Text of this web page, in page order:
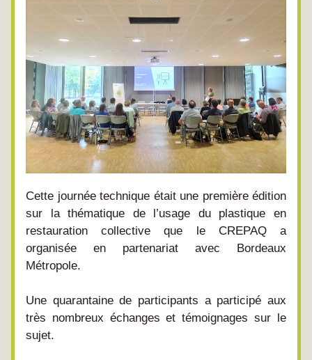
Cette journée technique était une première édition
sur la thématique de l’usage du plastique en
restauration collective que le CREPAQ a
organisée en partenariat avec Bordeaux
Métropole.
Une quarantaine de participants a participé aux
très nombreux échanges et témoignages sur le
sujet.